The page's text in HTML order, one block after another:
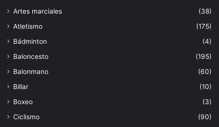
Artes marciales
(38)
Atletismo
(175)
Bádminton
(4)
Baloncesto
(195)
Balonmano
(60)
Billar
(10)
Boxeo
(3)
Ciclismo
(90)